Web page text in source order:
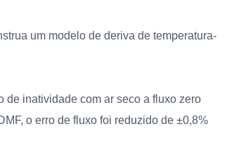
um modelo de deriva de temperatura-
de inatividade com ar seco a fluxo zero
o erro de fluxo foi reduzido de ±0,8%